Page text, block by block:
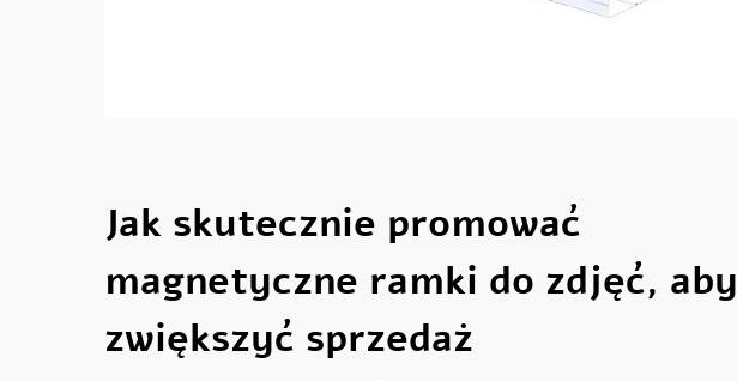
Jak skutecznie promować
magnetyczne ramki do zdjęć, aby
zwiększyć sprzedaż